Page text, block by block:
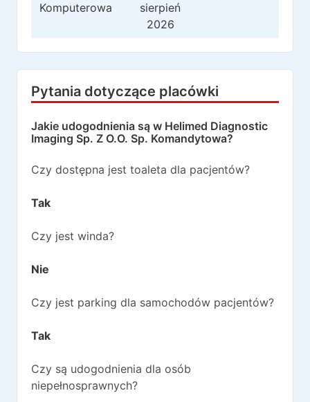
Komputerowa
sierpień
2026
Pytania dotyczące placówki
Jakie udogodnienia są w Helimed Diagnostic
Imaging Sp. Z O.O. Sp. Komandytowa?
Czy dostępna jest toaleta dla pacjentów?
Tak
Czy jest winda?
Nie
Czy jest parking dla samochodów pacjentów?
Tak
Czy są udogodnienia dla osób
niepełnosprawnych?